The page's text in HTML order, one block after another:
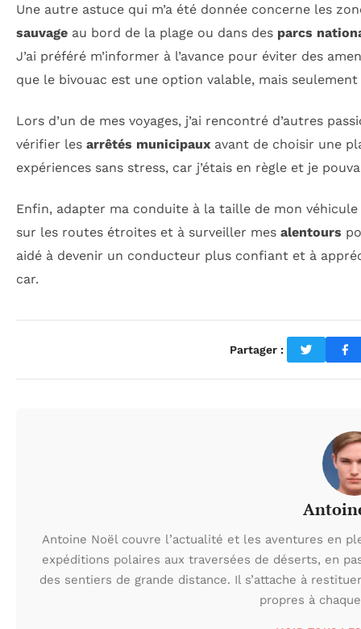
Une autre astuce qui m’a été donnée concerne les
sauvage au bord de la plage ou dans des parcs
J’ai préféré m’informer à l’avance pour éviter des
que le bivouac est une option valable, mais
Lors d’un de mes voyages, j’ai rencontré d’autres
vérifier les arrêtés municipaux avant de choisir une
expériences sans stress, car j’étais en règle et je
Enfin, adapter ma conduite à la taille de mon
sur les routes étroites et à surveiller mes alentours
aidé à devenir un conducteur plus confiant et à
car.
Partager :
Antoine Noël couvre l’actualité et les aventures en
expéditions polaires aux traversées de déserts, en
des sentiers de grande distance. Il s’attache à
propres à